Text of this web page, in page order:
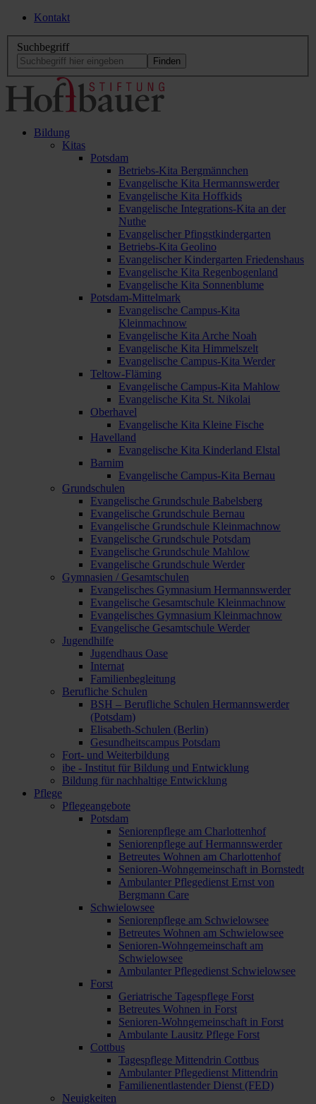
Kontakt
Suchbegriff
Bildung
Kitas
Potsdam
Betriebs-Kita Bergmännchen
Evangelische Kita Hermannswerder
Evangelische Kita Hoffkids
Evangelische Integrations-Kita an der
Nuthe
Evangelischer Pfingstkindergarten
Betriebs-Kita Geolino
Evangelischer Kindergarten Friedenshaus
Evangelische Kita Regenbogenland
Evangelische Kita Sonnenblume
Potsdam-Mittelmark
Evangelische Campus-Kita
Kleinmachnow
Evangelische Kita Arche Noah
Evangelische Kita Himmelszelt
Evangelische Campus-Kita Werder
Teltow-Fläming
Evangelische Campus-Kita Mahlow
Evangelische Kita St. Nikolai
Oberhavel
Evangelische Kita Kleine Fische
Havelland
Evangelische Kita Kinderland Elstal
Barnim
Evangelische Campus-Kita Bernau
Grundschulen
Evangelische Grundschule Babelsberg
Evangelische Grundschule Bernau
Evangelische Grundschule Kleinmachnow
Evangelische Grundschule Potsdam
Evangelische Grundschule Mahlow
Evangelische Grundschule Werder
Gymnasien / Gesamtschulen
Evangelisches Gymnasium Hermannswerder
Evangelische Gesamtschule Kleinmachnow
Evangelisches Gymnasium Kleinmachnow
Evangelische Gesamtschule Werder
Jugendhilfe
Jugendhaus Oase
Internat
Familienbegleitung
Berufliche Schulen
BSH – Berufliche Schulen Hermannswerder
(Potsdam)
Elisabeth-Schulen (Berlin)
Gesundheitscampus Potsdam
Fort- und Weiterbildung
ibe - Institut für Bildung und Entwicklung
Bildung für nachhaltige Entwicklung
Pflege
Pflegeangebote
Potsdam
Seniorenpflege am Charlottenhof
Seniorenpflege auf Hermannswerder
Betreutes Wohnen am Charlottenhof
Senioren-Wohngemeinschaft in Bornstedt
Ambulanter Pflegedienst Ernst von
Bergmann Care
Schwielowsee
Seniorenpflege am Schwielowsee
Betreutes Wohnen am Schwielowsee
Senioren-Wohngemeinschaft am
Schwielowsee
Ambulanter Pflegedienst Schwielowsee
Forst
Geriatrische Tagespflege Forst
Betreutes Wohnen in Forst
Senioren-Wohngemeinschaft in Forst
Ambulante Lausitz Pflege Forst
Cottbus
Tagespflege Mittendrin Cottbus
Ambulanter Pflegedienst Mittendrin
Familienentlastender Dienst (FED)
Neuigkeiten